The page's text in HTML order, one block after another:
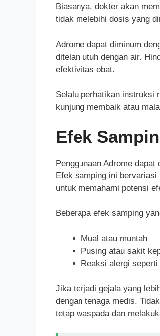
Biasanya, dokter akan
tidak melebihi dosis yang
Adrome dapat diminum
ditelan utuh dengan air.
efektivitas obat.
Selalu perhatikan instruksi
kunjung membaik atau
Efek
Penggunaan Adrome
Efek samping ini bervariasi
untuk memahami potensi
Beberapa efek samping
Mual atau muntah
Pusing atau sakit
Reaksi alergi
Jika terjadi gejala yang
dengan tenaga medis.
tetap waspada dan